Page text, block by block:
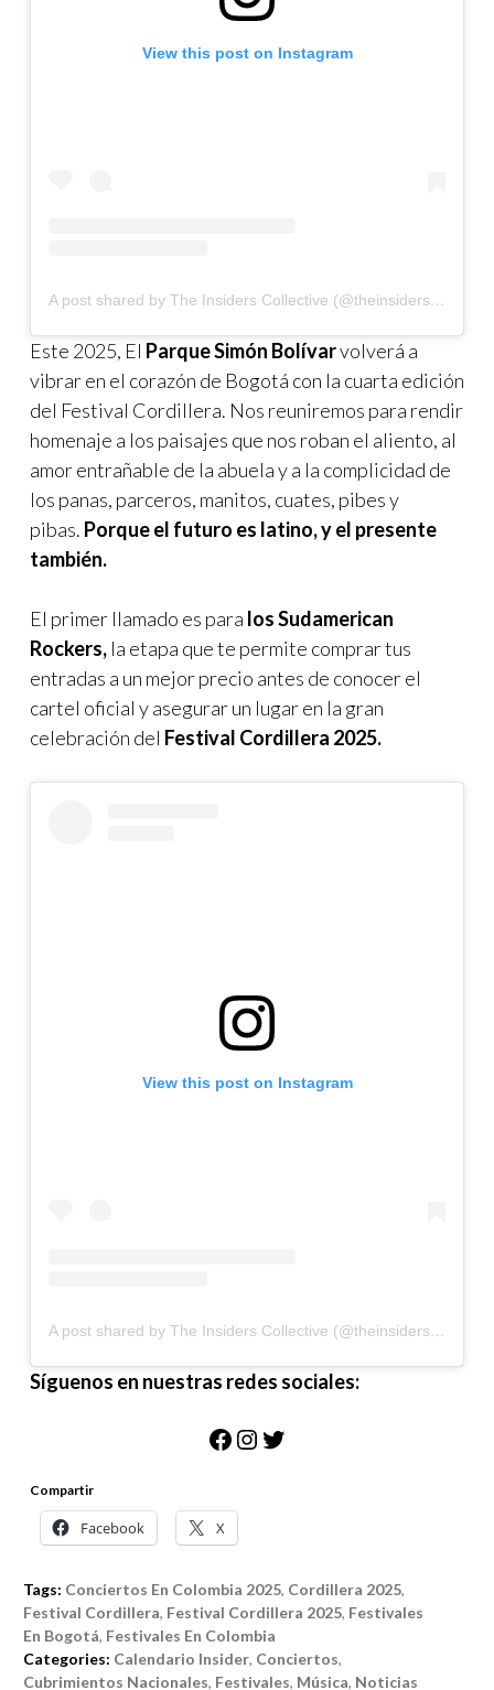
View this post on Instagram
A post shared by The Insiders Collective (@theinsidersco)
Este 2025, El Parque Simón Bolívarvolverá a
vibrar en el corazón de Bogotá con la cuarta edición
del Festival Cordillera. Nos reuniremos para rendir
homenaje a los paisajes que nos roban el aliento, al
amor entrañable de la abuela y a la complicidad de
los panas, parceros, manitos, cuates, pibes y
pibas. Porque el futuro es latino, y el presente
también.
El primer llamado es para los Sudamerican
Rockers, la etapa que te permite comprar tus
entradas a un mejor precio antes de conocer el
cartel oficial y asegurar un lugar en la gran
celebración del Festival Cordillera 2025.
View this post on Instagram
A post shared by The Insiders Collective (@theinsidersco)
Síguenos en nuestras redes sociales:
Facebook
Instagram
Twitter
Compartir
Facebook X
Tags: Conciertos En Colombia 2025, Cordillera 2025,
Festival Cordillera, Festival Cordillera 2025, Festivales
En Bogotá, Festivales En Colombia
Categories: Calendario Insider, Conciertos,
Cubrimientos Nacionales, Festivales, Música, Noticias